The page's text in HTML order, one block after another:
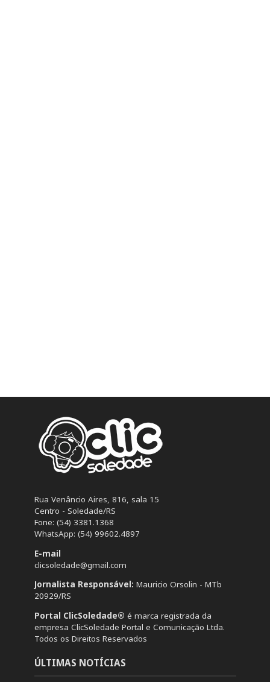
Rua Venâncio Aires, 816, sala 15
Centro - Soledade/RS
Fone: (54) 3381.1368
WhatsApp: (54) 99602.4897
E-mail
clicsoledade@gmail.com
Jornalista Responsável: Mauricio Orsolin - MTb
20929/RS
Portal ClicSoledade® é marca registrada da
empresa ClicSoledade Portal e Comunicação Ltda.
Todos os Direitos Reservados
ÚLTIMAS NOTÍCIAS